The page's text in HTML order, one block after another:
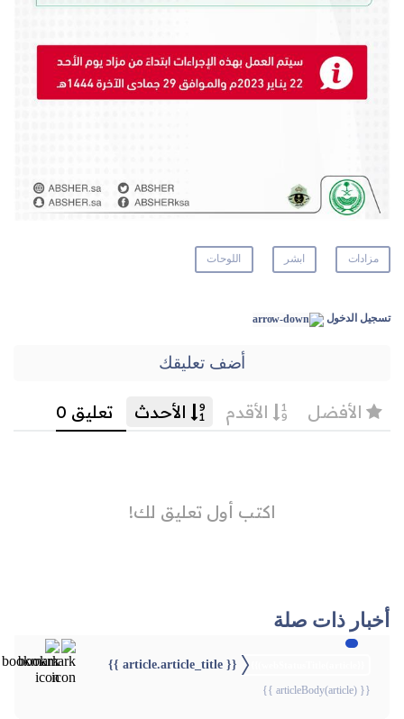
مزادات ابشر اللوحات
تسجيل الدخول
أضف تعليقك
أخبار ذات صلة
{{ article.article_title }}
{{ articleBody(article) }}